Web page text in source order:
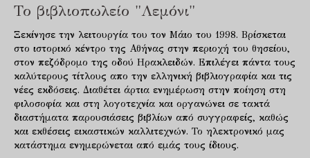
Το βιβλιοπωλείο "Λεμόνι"
Ξεκίνησε την λειτουργία του τον Μάιο του 1998. Βρίσκεται
στο ιστορικό κέντρο της Αθήνας στην περιοχή του θησείου,
στον πεζόδρομο της οδού Ηρακλειδών. Επιλέγει πάντα τους
καλύτερους τίτλους απο την ελληνική βιβλιογραφία και τις
νέες εκδόσεις. Διαθέτει άρτια ενημέρωση στην ποίηση στη
φιλοσοφία και στη λογοτεχνία και οργανώνει σε τακτά
διαστήματα παρουσιάσεις βιβλίων από συγγραφείς, καθώς
και εκθέσεις εικαστικών καλλιτεχνών. Το ηλεκτρονικό μας
κατάστημα ενημερώνεται από εμάς τους ίδιους.